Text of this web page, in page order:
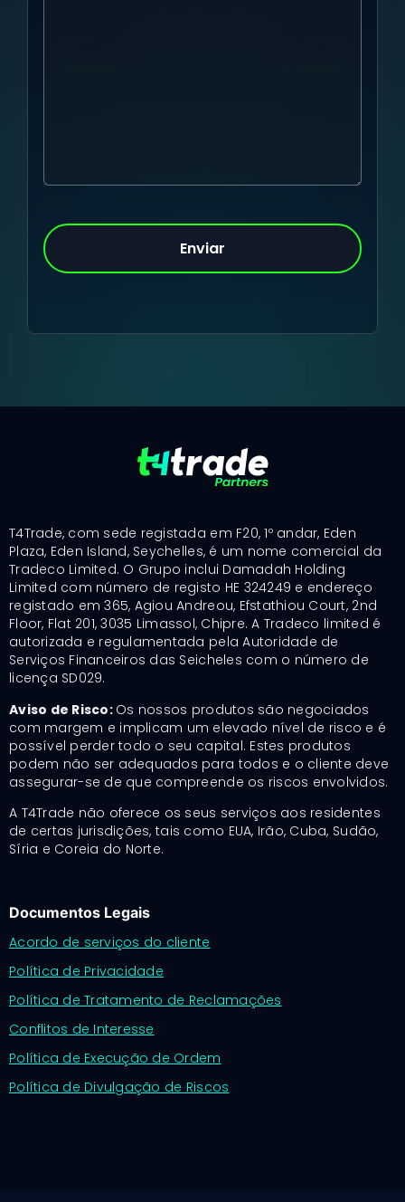
T4Trade, com sede registada em F20, 1º andar, Eden
Plaza, Eden Island, Seychelles, é um nome comercial da
Tradeco Limited. O Grupo inclui Damadah Holding
Limited com número de registo HE 324249 e endereço
registado em 365, Agiou Andreou, Efstathiou Court, 2nd
Floor, Flat 201, 3035 Limassol, Chipre. A Tradeco limited é
autorizada e regulamentada pela Autoridade de
Serviços Financeiros das Seicheles com o número de
licença SD029.
Aviso de Risco: Os nossos produtos são negociados
com margem e implicam um elevado nível de risco e é
possível perder todo o seu capital. Estes produtos
podem não ser adequados para todos e o cliente deve
assegurar-se de que compreende os riscos envolvidos.
A T4Trade não oferece os seus serviços aos residentes
de certas jurisdições, tais como EUA, Irão, Cuba, Sudão,
Síria e Coreia do Norte.
Documentos Legais
Acordo de serviços do cliente
Política de Privacidade
Política de Tratamento de Reclamações
Conflitos de Interesse
Política de Execução de Ordem
Política de Divulgação de Riscos